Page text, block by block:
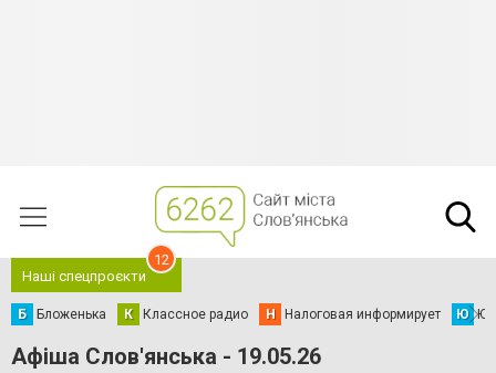
Наші спецпроєкти
12
Б Бложенька К Классное радио Н Налоговая информирует Ю
Афіша Слов'янська - 19.05.26